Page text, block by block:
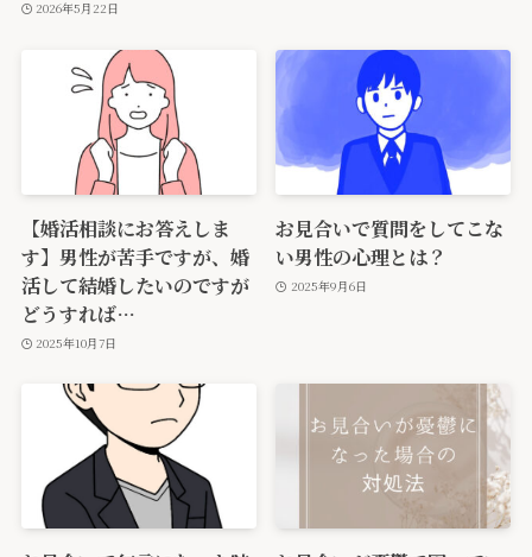
2026年5月22日
【婚活相談にお答えしま
す】男性が苦手ですが、婚
活して結婚したいのですが
どうすれば…
2025年10月7日
お見合いで質問をしてこな
い男性の心理とは？
2025年9月6日